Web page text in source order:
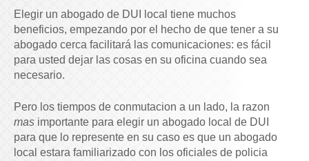
Elegir un abogado de DUI local tiene muchos
beneficios, empezando por el hecho de que tener a su
abogado cerca facilitará las comunicaciones: es fácil
para usted dejar las cosas en su oficina cuando sea
necesario.
Pero los tiempos de conmutacion a un lado, la razon
mas importante para elegir un abogado local de DUI
para que lo represente en su caso es que un abogado
local estara familiarizado con los oficiales de policia